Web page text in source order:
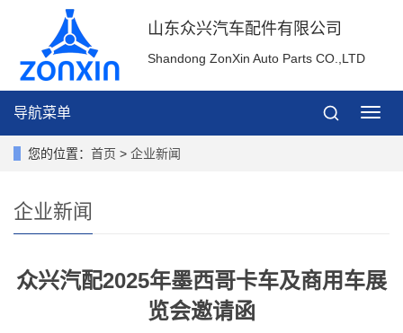
山东众兴汽车配件有限公司
Shandong ZonXin Auto Parts CO.,LTD
导
导航菜单
您的位置： 首页 > 企业新闻
企业新闻
众兴汽配2025年墨西哥卡车及商用车展
览会邀请函